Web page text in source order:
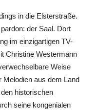
in die Elsterstraße.
der Saal. Dort
im einzigartigen TV-
Christine Westermann
Weise
Melodien aus dem Land
historischen
seine kongenialen